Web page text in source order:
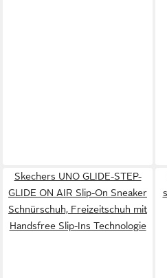
Skechers UNO GLIDE-STEP-
GLIDE ON AIR Slip-On Sneaker
Schnürschuh, Freizeitschuh mit
Handsfree Slip-Ins Technologie